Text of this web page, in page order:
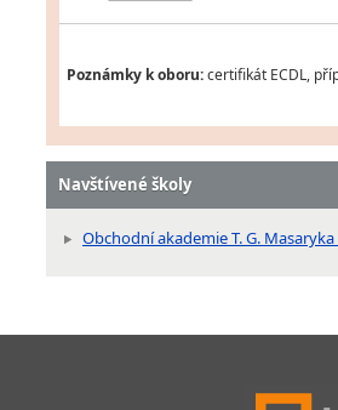
Poznámky k oboru:certifikát ECDL,
Navštívené školy
Obchodní akademie T. G.